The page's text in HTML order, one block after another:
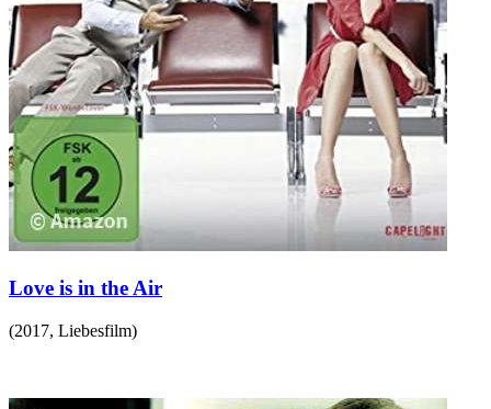
Love is in the Air
(2017, Liebesfilm)